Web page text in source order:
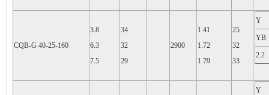
CQB-G 40-25-160
3.8
6.3
7.5
34
32
29
2900
1.41
1.72
1.79
25
32
33
Y
YB
2.2
Y